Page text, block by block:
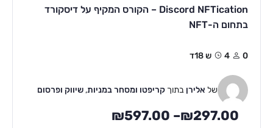
Discord NFTication – הקורס המקיף על דיסקורד
בתחום ה-NFT
0 4ש 18ד
של אלירן בתוך קריפטו ומסחר במניות, שיווק ופרסום
₪297.00
–
₪597.00